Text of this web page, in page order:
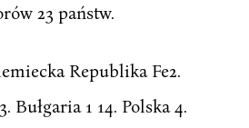
23 państw.
Republika Fe2.
Bułgaria 1 14. Polska 4.